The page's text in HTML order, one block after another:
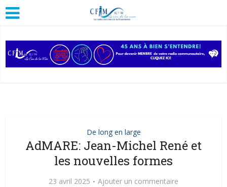
De long en large
AdMARE: Jean-Michel René et
les nouvelles formes
23 avril 2025 Ajouter un commentaire